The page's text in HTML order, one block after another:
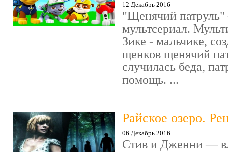
12 Декабрь 2016
"Щенячий патруль"
мультсериал.
Зике - мальчике,
щенков щенячий
случилась беда,
помощь. ...
Райское озеро.
06 Декабрь 2016
Стив и Дженни —